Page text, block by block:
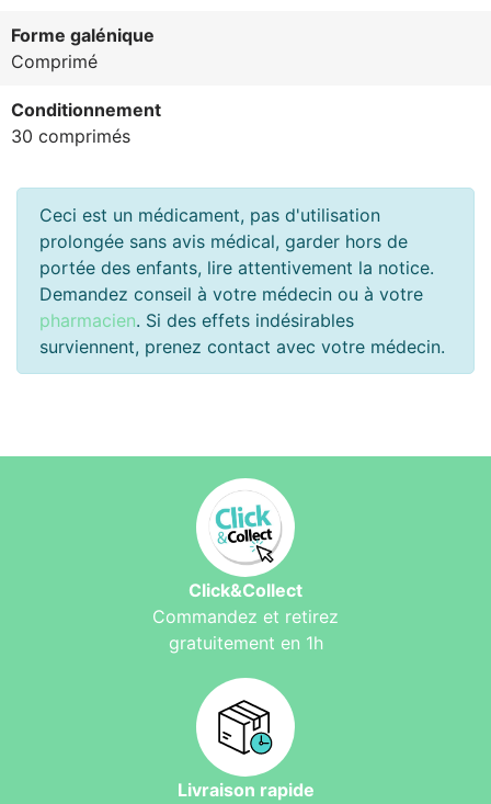
Forme galénique
Comprimé
Conditionnement
30 comprimés
Ceci est un médicament, pas d'utilisation
prolongée sans avis médical, garder hors de
portée des enfants, lire attentivement la notice.
Demandez conseil à votre médecin ou à votre
pharmacien. Si des effets indésirables
surviennent, prenez contact avec votre médecin.
Click&Collect
Commandez et retirez
gratuitement en 1h
Livraison rapide